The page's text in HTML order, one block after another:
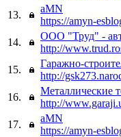
13.
aMN
https://amyn-
14.
ООО "Труд" -
http://
15.
Гаражно-
http://
16.
Металлические
http://
17.
aMN
https://amyn-